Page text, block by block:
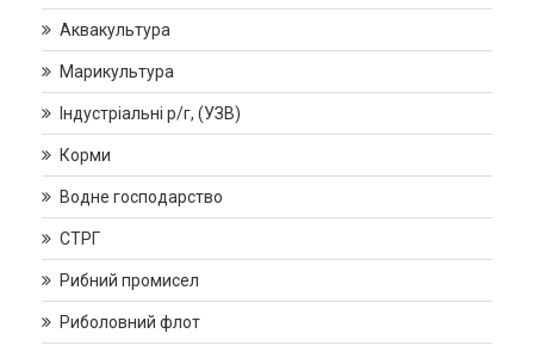
Аквакультура
Марикультура
Індустріальні р/г, (УЗВ)
Корми
Водне господарство
СТРГ
Рибний промисел
Риболовний флот